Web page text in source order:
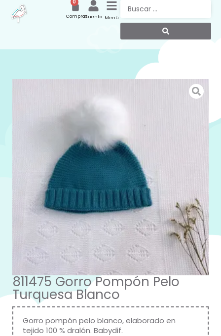
Menú
Cuenta
0
Compras
811475 Gorro Pompón Pelo
Turquesa Blanco
Gorro pompón pelo blanco, elaborado en
tejido 100 % dralón. Babydif.